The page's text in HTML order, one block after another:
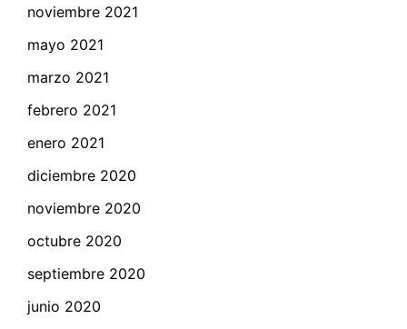
noviembre 2021
mayo 2021
marzo 2021
febrero 2021
enero 2021
diciembre 2020
noviembre 2020
octubre 2020
septiembre 2020
junio 2020